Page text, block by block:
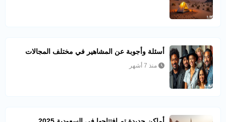
أسئلة وأجوبة عن المشاهير في مختلف المجالات
منذ 7 أشهر